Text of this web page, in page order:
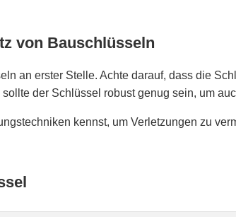
von Bauschlüsseln
an erster Stelle. Achte darauf, dass die
der Schlüssel robust genug sein, um
kennst, um Verletzungen zu